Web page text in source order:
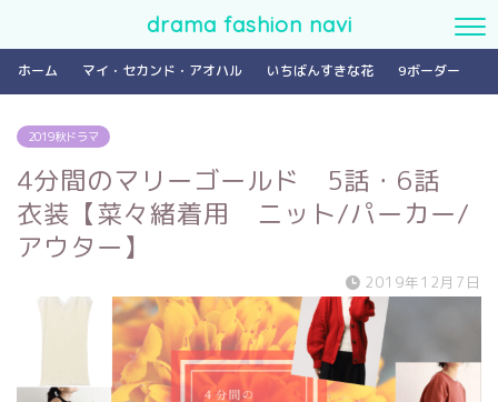
drama fashion navi
ホーム マイ・セカンド・アオハル いちばんすきな花 9ボーダー
2019秋ドラマ
4分間のマリーゴールド 5話・6話
衣装【菜々緒着用 ニット/パーカー/
アウター】
2019年12月7日